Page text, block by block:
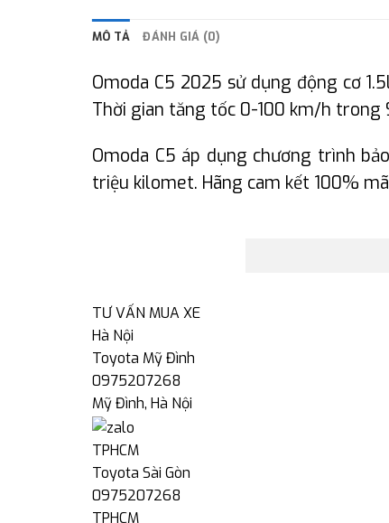
MÔ TẢ ĐÁNH GIÁ (0)
Omoda C5 2025 sử dụng động cơ
Thời gian tăng tốc 0-100 km/h trong
Omoda C5 áp dụng chương trình
triệu kilomet. Hãng cam kết 100%
TƯ VẤN MUA XE
Hà Nội
Toyota Mỹ Đình
0975207268
Mỹ Đình, Hà Nội
TPHCM
Toyota Sài Gòn
0975207268
TPHCM